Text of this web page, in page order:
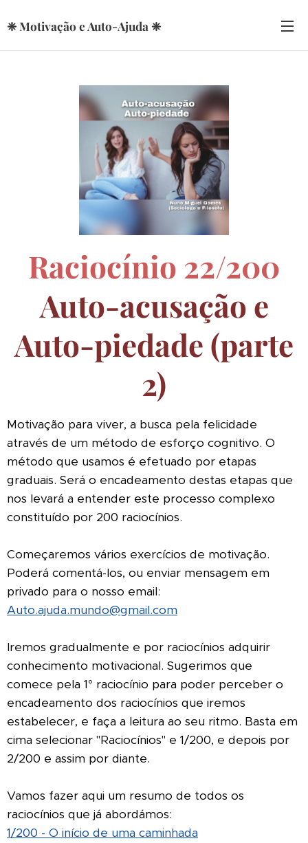
❈ Motivação e Auto-Ajuda ❈
Raciocínio 22/200
Auto-acusação e
Auto-piedade (parte
2)
Motivação para viver, a busca pela felicidade
através de um método de esforço cognitivo. O
método que usamos é efetuado por etapas
graduais. Será o encadeamento destas etapas que
nos levará a entender este processo complexo
constituído por 200 raciocínios.
Começaremos vários exercícios de motivação.
Poderá comentá-los, ou enviar mensagem em
privado para o nosso email:
Auto.ajuda.mundo@gmail.com
Iremos gradualmente e por raciocínios adquirir
conhecimento motivacional. Sugerimos que
comece pela 1° raciocínio para poder perceber o
encadeamento dos raciocínios que iremos
estabelecer, e faça a leitura ao seu ritmo. Basta em
cima selecionar "Raciocínios" e 1/200, e depois por
2/200 e assim por diante.
Vamos fazer aqui um resumo de todos os
raciocínios que já abordámos:
1/200 - O início de uma caminhada